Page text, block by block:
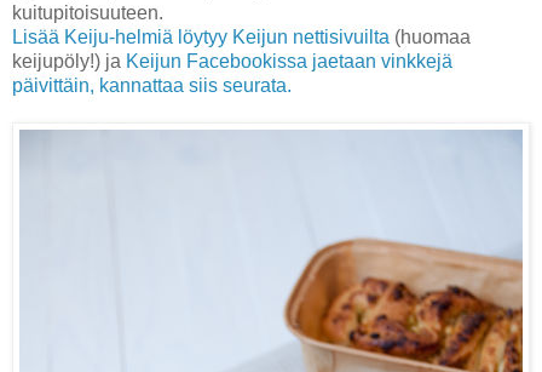
kuitupitoisuuteen.
Lisää Keiju-helmiä löytyy Keijun nettisivuilta (huomaa
keijupöly!) ja Keijun Facebookissa jaetaan vinkkejä
päivittäin, kannattaa siis seurata.